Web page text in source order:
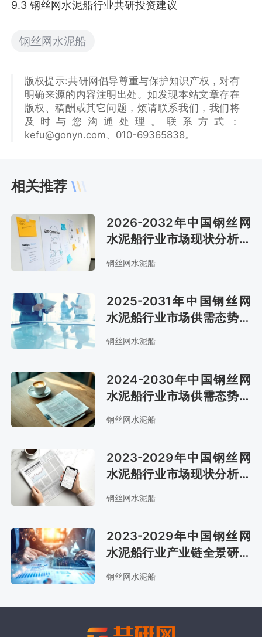
9.3 钢丝网水泥船行业共研投资建议
钢丝网水泥船
版权提示:共研网倡导尊重与保护知识产权，对有
明确来源的内容注明出处。如发现本站文章存在
版权、稿酬或其它问题，烦请联系我们，我们将
及时与您沟通处理。联系方式：
kefu@gonyn.com、010-69365838。
相关推荐
2026-2032年中国钢丝网
水泥船行业市场现状分析及
市场趋势预测报告
钢丝网水泥船
2025-2031年中国钢丝网
水泥船行业市场供需态势及
市场趋势预测报告
钢丝网水泥船
2024-2030年中国钢丝网
水泥船行业市场供需态势及
发展战略咨询报告
钢丝网水泥船
2023-2029年中国钢丝网
水泥船行业市场现状分析及
市场前景评估报告
钢丝网水泥船
2023-2029年中国钢丝网
水泥船行业产业链全景研究
及发展战略咨询报告
钢丝网水泥船